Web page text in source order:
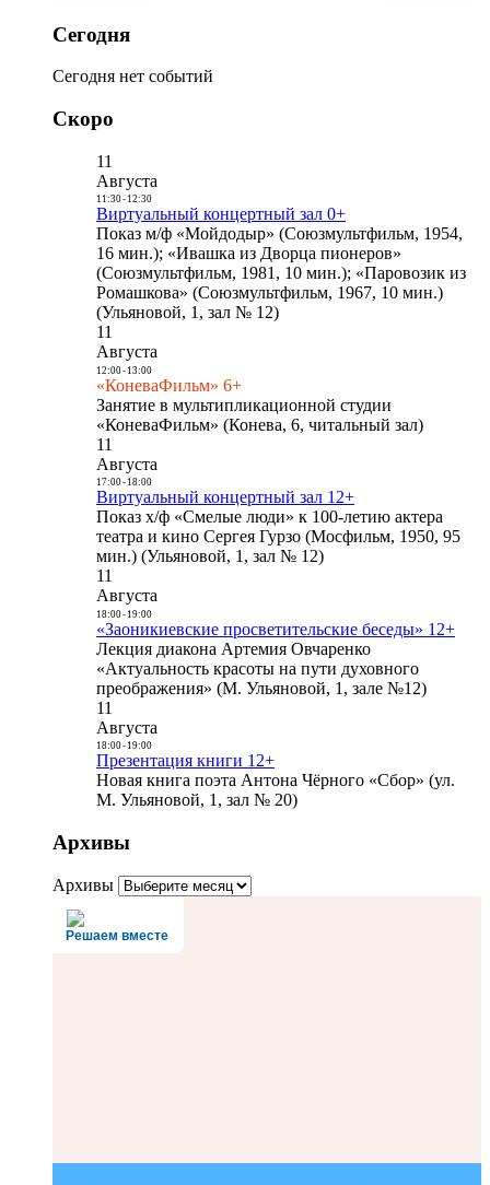
Сегодня
Сегодня нет событий
Скоро
11
Августа
11:30- 12:30
Виртуальный концертный зал 0+
Показ м/ф «Мойдодыр» (Союзмультфильм, 1954,
16 мин.); «Ивашка из Дворца пионеров»
(Союзмультфильм, 1981, 10 мин.); «Паровозик из
Ромашкова» (Союзмультфильм, 1967, 10 мин.)
(Ульяновой, 1, зал № 12)
11
Августа
12:00- 13:00
«КоневаФильм» 6+
Занятие в мультипликационной студии
«КоневаФильм» (Конева, 6, читальный зал)
11
Августа
17:00- 18:00
Виртуальный концертный зал 12+
Показ х/ф «Смелые люди» к 100-летию актера
театра и кино Сергея Гурзо (Мосфильм, 1950, 95
мин.) (Ульяновой, 1, зал № 12)
11
Августа
18:00- 19:00
«Заоникиевские просветительские беседы» 12+
Лекция диакона Артемия Овчаренко
«Актуальность красоты на пути духовного
преображения» (М. Ульяновой, 1, зале №12)
11
Августа
18:00- 19:00
Презентация книги 12+
Новая книга поэта Антона Чёрного «Сбор» (ул.
М. Ульяновой, 1, зал № 20)
Архивы
Архивы
Решаем вместе